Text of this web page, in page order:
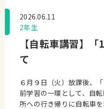
2026.06.11
2年生
【自転車講習】
て
６月９日（火）放課後、
前学習の一環として、自
所への行き帰りに自転車